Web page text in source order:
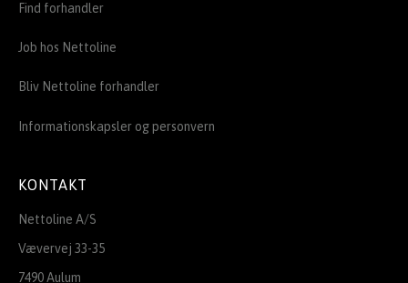
Find forhandler
Job hos Nettoline
Bliv Nettoline forhandler
Informationskapsler og personvern
KONTAKT
Nettoline A/S
Vævervej 33-35
7490 Aulum